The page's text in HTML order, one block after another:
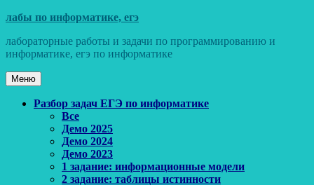
Перейти
содержимому
лабы по информатике, егэ
лабораторные работы и задачи по программированию и
информатике, егэ по информатике
Меню
Основное
Разбор задач ЕГЭ по информатике
Все
Демо 2025
Демо 2024
Демо 2023
1 задание: информационные модели
2 задание: таблицы истинности